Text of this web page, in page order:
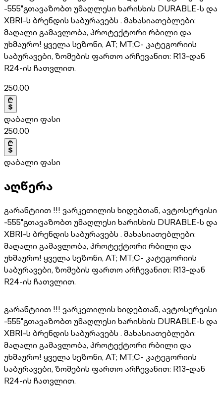
-555"გთავაზობთ უმაღლესი ხარისხის DURABLE-ს და
XBRI-ს ბრენდის საბურავებს . მახასიათებლები:
მაღალი გამავლობა, პროტექტორი რბილი და
უხმაურო! ყველა სეზონი, AT; MT;C- კატეგორიის
საბურავები, ზომების ფართო არჩევანით: R13-დან
R24-ის ჩათვლით.
250.00
დაბალი ფასი
250.00
დაბალი ფასი
აღწერა
გარანტიით !!! ვარკეთილის ხიდებთან, ავტოსერვისი
-555"გთავაზობთ უმაღლესი ხარისხის DURABLE-ს და
XBRI-ს ბრენდის საბურავებს . მახასიათებლები:
მაღალი გამავლობა, პროტექტორი რბილი და
უხმაურო! ყველა სეზონი, AT; MT;C- კატეგორიის
საბურავები, ზომების ფართო არჩევანით: R13-დან
R24-ის ჩათვლით.
გარანტიით !!! ვარკეთილის ხიდებთან, ავტოსერვისი
-555"გთავაზობთ უმაღლესი ხარისხის DURABLE-ს და
XBRI-ს ბრენდის საბურავებს . მახასიათებლები:
მაღალი გამავლობა, პროტექტორი რბილი და
უხმაურო! ყველა სეზონი, AT; MT;C- კატეგორიის
საბურავები, ზომების ფართო არჩევანით: R13-დან
R24-ის ჩათვლით.